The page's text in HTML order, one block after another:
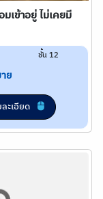
เข้าอยู่ ไม่เคยมี
ชั้น 12
ย
ะเอียด